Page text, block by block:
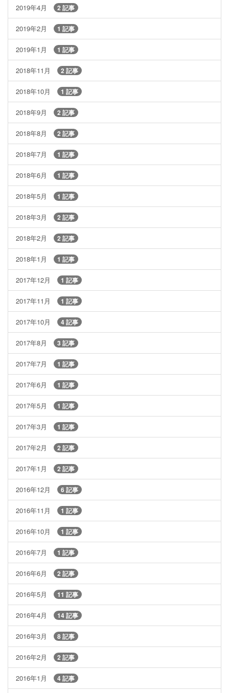
2019年4月 2 記事
2019年2月 1 記事
2019年1月 1 記事
2018年11月 2 記事
2018年10月 1 記事
2018年9月 2 記事
2018年8月 2 記事
2018年7月 1 記事
2018年6月 1 記事
2018年5月 1 記事
2018年3月 2 記事
2018年2月 2 記事
2018年1月 1 記事
2017年12月 1 記事
2017年11月 1 記事
2017年10月 4 記事
2017年8月 3 記事
2017年7月 1 記事
2017年6月 1 記事
2017年5月 1 記事
2017年3月 1 記事
2017年2月 2 記事
2017年1月 2 記事
2016年12月 6 記事
2016年11月 1 記事
2016年10月 1 記事
2016年7月 1 記事
2016年6月 2 記事
2016年5月 11 記事
2016年4月 14 記事
2016年3月 8 記事
2016年2月 2 記事
2016年1月 4 記事